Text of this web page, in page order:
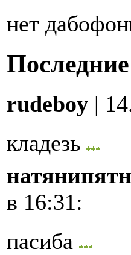
нет
rudeboy |
кладезь
в 16:31:
пасиба